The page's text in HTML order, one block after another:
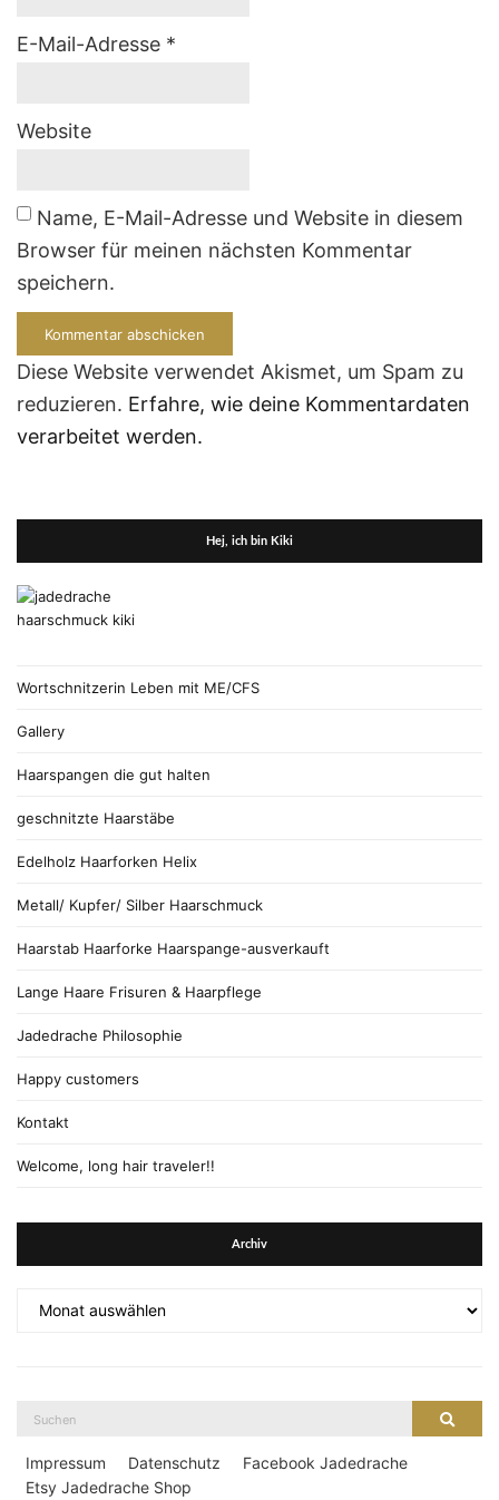
E-Mail-Adresse *
Website
Name, E-Mail-Adresse und Website in diesem
Browser für meinen nächsten Kommentar
speichern.
Diese Website verwendet Akismet, um Spam zu
reduzieren. Erfahre, wie deine Kommentardaten
verarbeitet werden.
Hej, ich bin Kiki
Wortschnitzerin Leben mit ME/CFS
Gallery
Haarspangen die gut halten
geschnitzte Haarstäbe
Edelholz Haarforken Helix
Metall/ Kupfer/ Silber Haarschmuck
Haarstab Haarforke Haarspange-ausverkauft
Lange Haare Frisuren & Haarpflege
Jadedrache Philosophie
Happy customers
Kontakt
Welcome, long hair traveler!!
Archiv
Impressum Datenschutz
Facebook Jadedrache
Etsy Jadedrache Shop